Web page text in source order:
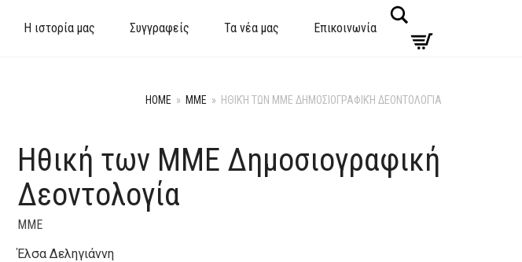
Η ιστορία μας Συγγραφείς Τα νέα μας Επικοινωνία
HOME » ΜΜΕ » ΗΘΙΚΉ ΤΩΝ ΜΜΕ ΔΗΜΟΣΙΟΓΡΑΦΙΚΉ ΔΕΟΝΤΟΛΟΓΊΑ
Ηθική των ΜΜΕ Δημοσιογραφική
Δεοντολογία
ΜΜΕ
Έλσα Δεληγιάννη